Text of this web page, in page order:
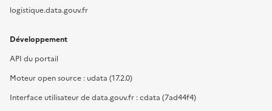
logistique.data.gouv.fr
Développement
API du portail
Moteur open source : udata (17.2.0)
Interface utilisateur de data.gouv.fr : cdata (7ad44f4)